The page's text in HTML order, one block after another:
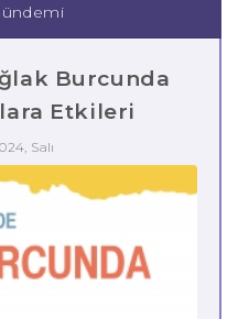
Burcunda
Etkileri
Salı